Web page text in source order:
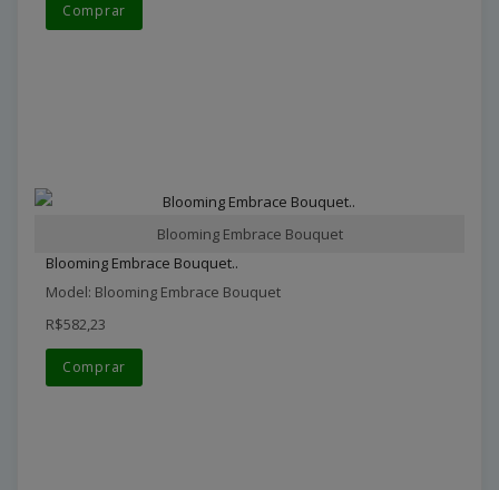
Comprar
Blooming Embrace Bouquet
Blooming Embrace Bouquet..
Model: Blooming Embrace Bouquet
R$582,23
Comprar